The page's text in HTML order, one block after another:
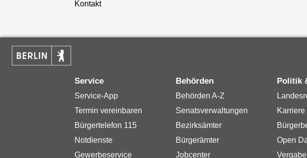
Kontakt
Service
Service-App
Termin vereinbaren
Bürgertelefon 115
Notdienste
Gewerbeservice
Behörden
Behörden A-Z
Senatsverwaltungen
Bezirksämter
Bürgerämter
Jobcenter
Politik
Open